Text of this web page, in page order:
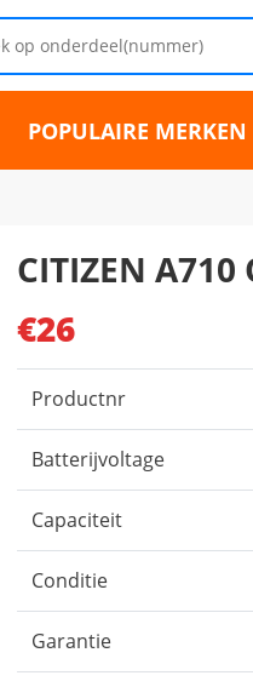
POPULAIRE MERKEN
CITIZEN
€26
Productnr
Batterijvoltage
Capaciteit
Conditie
Garantie